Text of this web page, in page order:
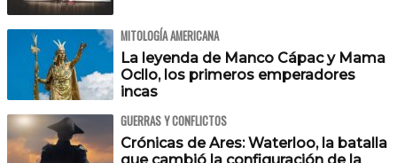
MITOLOGÍA AMERICANA
La leyenda de Manco Cápac y Mama
Ocllo, los primeros emperadores
incas
GUERRAS Y CONFLICTOS
Crónicas de Ares: Waterloo, la batalla